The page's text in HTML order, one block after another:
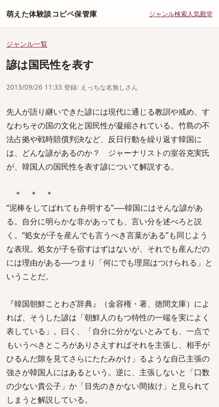
萌えた体験談コピペ保管庫 ジャンル検索人気殿堂
ジャンル一覧
諺は国民性を表す
2013/09/26 11:33 登録: えっちな名無しさん
先人が語り継いできた諺には現代に通じる教訓や戒め、す
なわちその国の文化と国民性が凝縮されている。竹島の不
法占拠や戦時賠償判決など、反日行動を繰り返す韓国に
は、どんな諺があるのか？ ジャーナリストの室谷克実氏
が、韓国人の国民性を表す諺について解説する。
＊ ＊ ＊
“泥棒をしてばれても弁明する”──韓国にはそんな諺があ
る。自分に明らかな非があっても、言い分を述べろと説
く。“処女が子を産んでも言うべき言葉がある”も同じよう
な表現。処女が子を宿すはずはないが、それでも産んだの
には理由がある──つまり「何にでも理屈はつけられる」と
いうことだ。
『韓国朝鮮ことわざ辞典』（金容権・著、徳間文庫）によ
れば、そうした諺は「朝鮮人のもつ特性の一端を実によく
表している」。曰く、「自分に分がないとみても、一点で
もいうべきところがありさえすればそれを主張し、相手が
ひるんだ隙を見てさらにたたみかけ」るような自己主張の
強さが韓国人にはあるという。逆に、主張しないと「口数
の少ない貴公子」か「目先のきかない間抜け」と見られて
しまうと解説している。